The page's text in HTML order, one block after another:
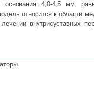
4,0-4,5 мм,
относится к области
внутрисуставных